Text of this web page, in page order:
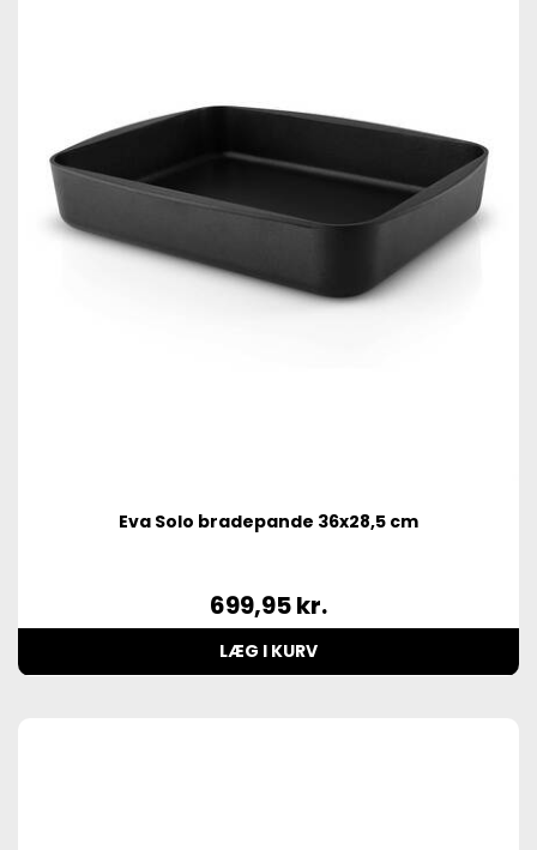
Eva Solo bradepande 36x28,5 cm
699,95kr.
LÆG I KURV